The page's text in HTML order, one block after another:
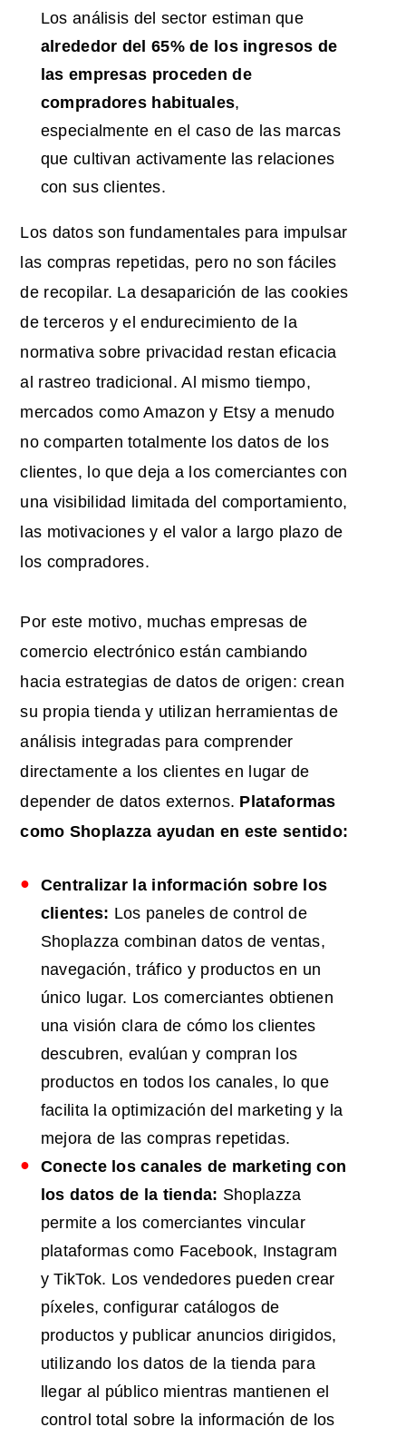
Los análisis del sector estiman que
alrededor del 65% de los ingresos de
las empresas proceden de
compradores habituales,
especialmente en el caso de las marcas
que cultivan activamente las relaciones
con sus clientes.
Los datos son fundamentales para impulsar
las compras repetidas, pero no son fáciles
de recopilar. La desaparición de las cookies
de terceros y el endurecimiento de la
normativa sobre privacidad restan eficacia
al rastreo tradicional. Al mismo tiempo,
mercados como Amazon y Etsy a menudo
no comparten totalmente los datos de los
clientes, lo que deja a los comerciantes con
una visibilidad limitada del comportamiento,
las motivaciones y el valor a largo plazo de
los compradores.
Por este motivo, muchas empresas de
comercio electrónico están cambiando
hacia estrategias de datos de origen: crean
su propia tienda y utilizan herramientas de
análisis integradas para comprender
directamente a los clientes en lugar de
depender de datos externos. Plataformas
como Shoplazza ayudan en este sentido:
Centralizar la información sobre los
clientes: Los paneles de control de
Shoplazza combinan datos de ventas,
navegación, tráfico y productos en un
único lugar. Los comerciantes obtienen
una visión clara de cómo los clientes
descubren, evalúan y compran los
productos en todos los canales, lo que
facilita la optimización del marketing y la
mejora de las compras repetidas.
Conecte los canales de marketing con
los datos de la tienda: Shoplazza
permite a los comerciantes vincular
plataformas como Facebook, Instagram
y TikTok. Los vendedores pueden crear
píxeles, configurar catálogos de
productos y publicar anuncios dirigidos,
utilizando los datos de la tienda para
llegar al público mientras mantienen el
control total sobre la información de los